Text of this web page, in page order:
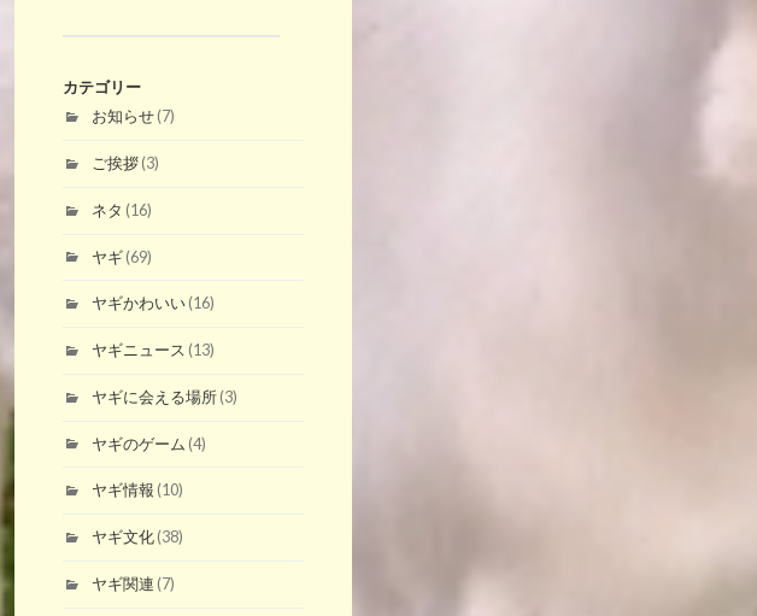
カテゴリー
お知らせ(7)
ご挨拶(3)
ネタ (16)
ヤギ(69)
ヤギかわいい(16)
ヤギニュース (13)
ヤギに会える場所(3)
ヤギのゲーム (4)
ヤギ情報 (10)
ヤギ文化(38)
ヤギ関連 (7)